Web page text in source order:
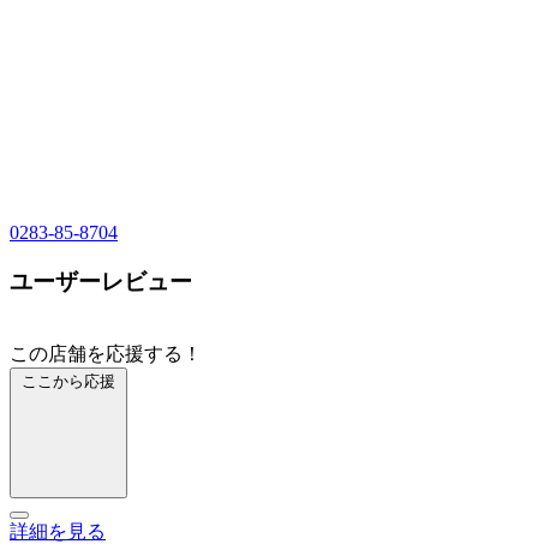
0283-85-8704
ユーザーレビュー
この店舗を応援する！
ここから応援
詳細を見る